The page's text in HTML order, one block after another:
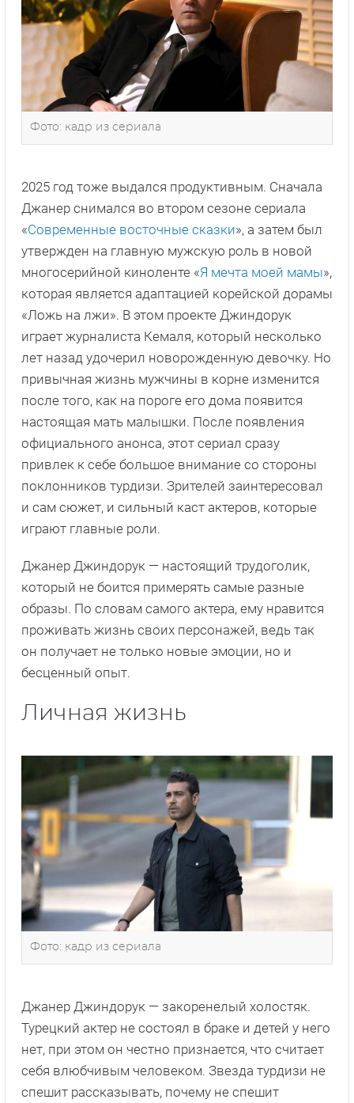
Фото: кадр из сериала
2025 год тоже выдался продуктивным. Сначала
Джанер снимался во втором сезоне сериала
«Современные восточные сказки», а затем был
утвержден на главную мужскую роль в новой
многосерийной киноленте «Я мечта моей мамы»,
которая является адаптацией корейской дорамы
«Ложь на лжи». В этом проекте Джиндорук
играет журналиста Кемаля, который несколько
лет назад удочерил новорожденную девочку. Но
привычная жизнь мужчины в корне изменится
после того, как на пороге его дома появится
настоящая мать малышки. После появления
официального анонса, этот сериал сразу
привлек к себе большое внимание со стороны
поклонников турдизи. Зрителей заинтересовал
и сам сюжет, и сильный каст актеров, которые
играют главные роли.
Джанер Джиндорук — настоящий трудоголик,
который не боится примерять самые разные
образы. По словам самого актера, ему нравится
проживать жизнь своих персонажей, ведь так
он получает не только новые эмоции, но и
бесценный опыт.
Личная жизнь
Фото: кадр из сериала
Джанер Джиндорук — закоренелый холостяк.
Турецкий актер не состоял в браке и детей у него
нет, при этом он честно признается, что считает
себя влюбчивым человеком. Звезда турдизи не
спешит рассказывать, почему не спешит